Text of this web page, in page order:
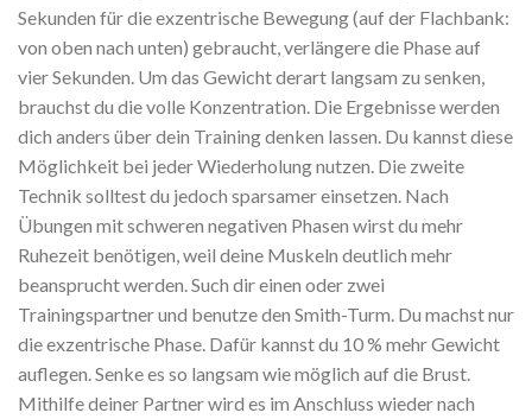
Sekunden für die exzentrische Bewegung (auf der Flachbank:
von oben nach unten) gebraucht, verlängere die Phase auf
vier Sekunden. Um das Gewicht derart langsam zu senken,
brauchst du die volle Konzentration. Die Ergebnisse werden
dich anders über dein Training denken lassen. Du kannst diese
Möglichkeit bei jeder Wiederholung nutzen. Die zweite
Technik solltest du jedoch sparsamer einsetzen. Nach
Übungen mit schweren negativen Phasen wirst du mehr
Ruhezeit benötigen, weil deine Muskeln deutlich mehr
beansprucht werden. Such dir einen oder zwei
Trainingspartner und benutze den Smith-Turm. Du machst nur
die exzentrische Phase. Dafür kannst du 10 % mehr Gewicht
auflegen. Senke es so langsam wie möglich auf die Brust.
Mithilfe deiner Partner wird es im Anschluss wieder nach